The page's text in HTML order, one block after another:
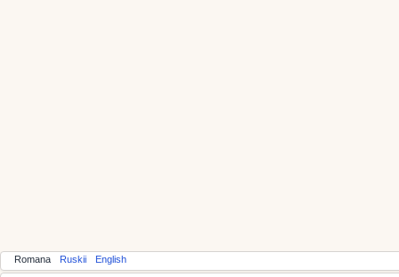
Romana Ruskii English